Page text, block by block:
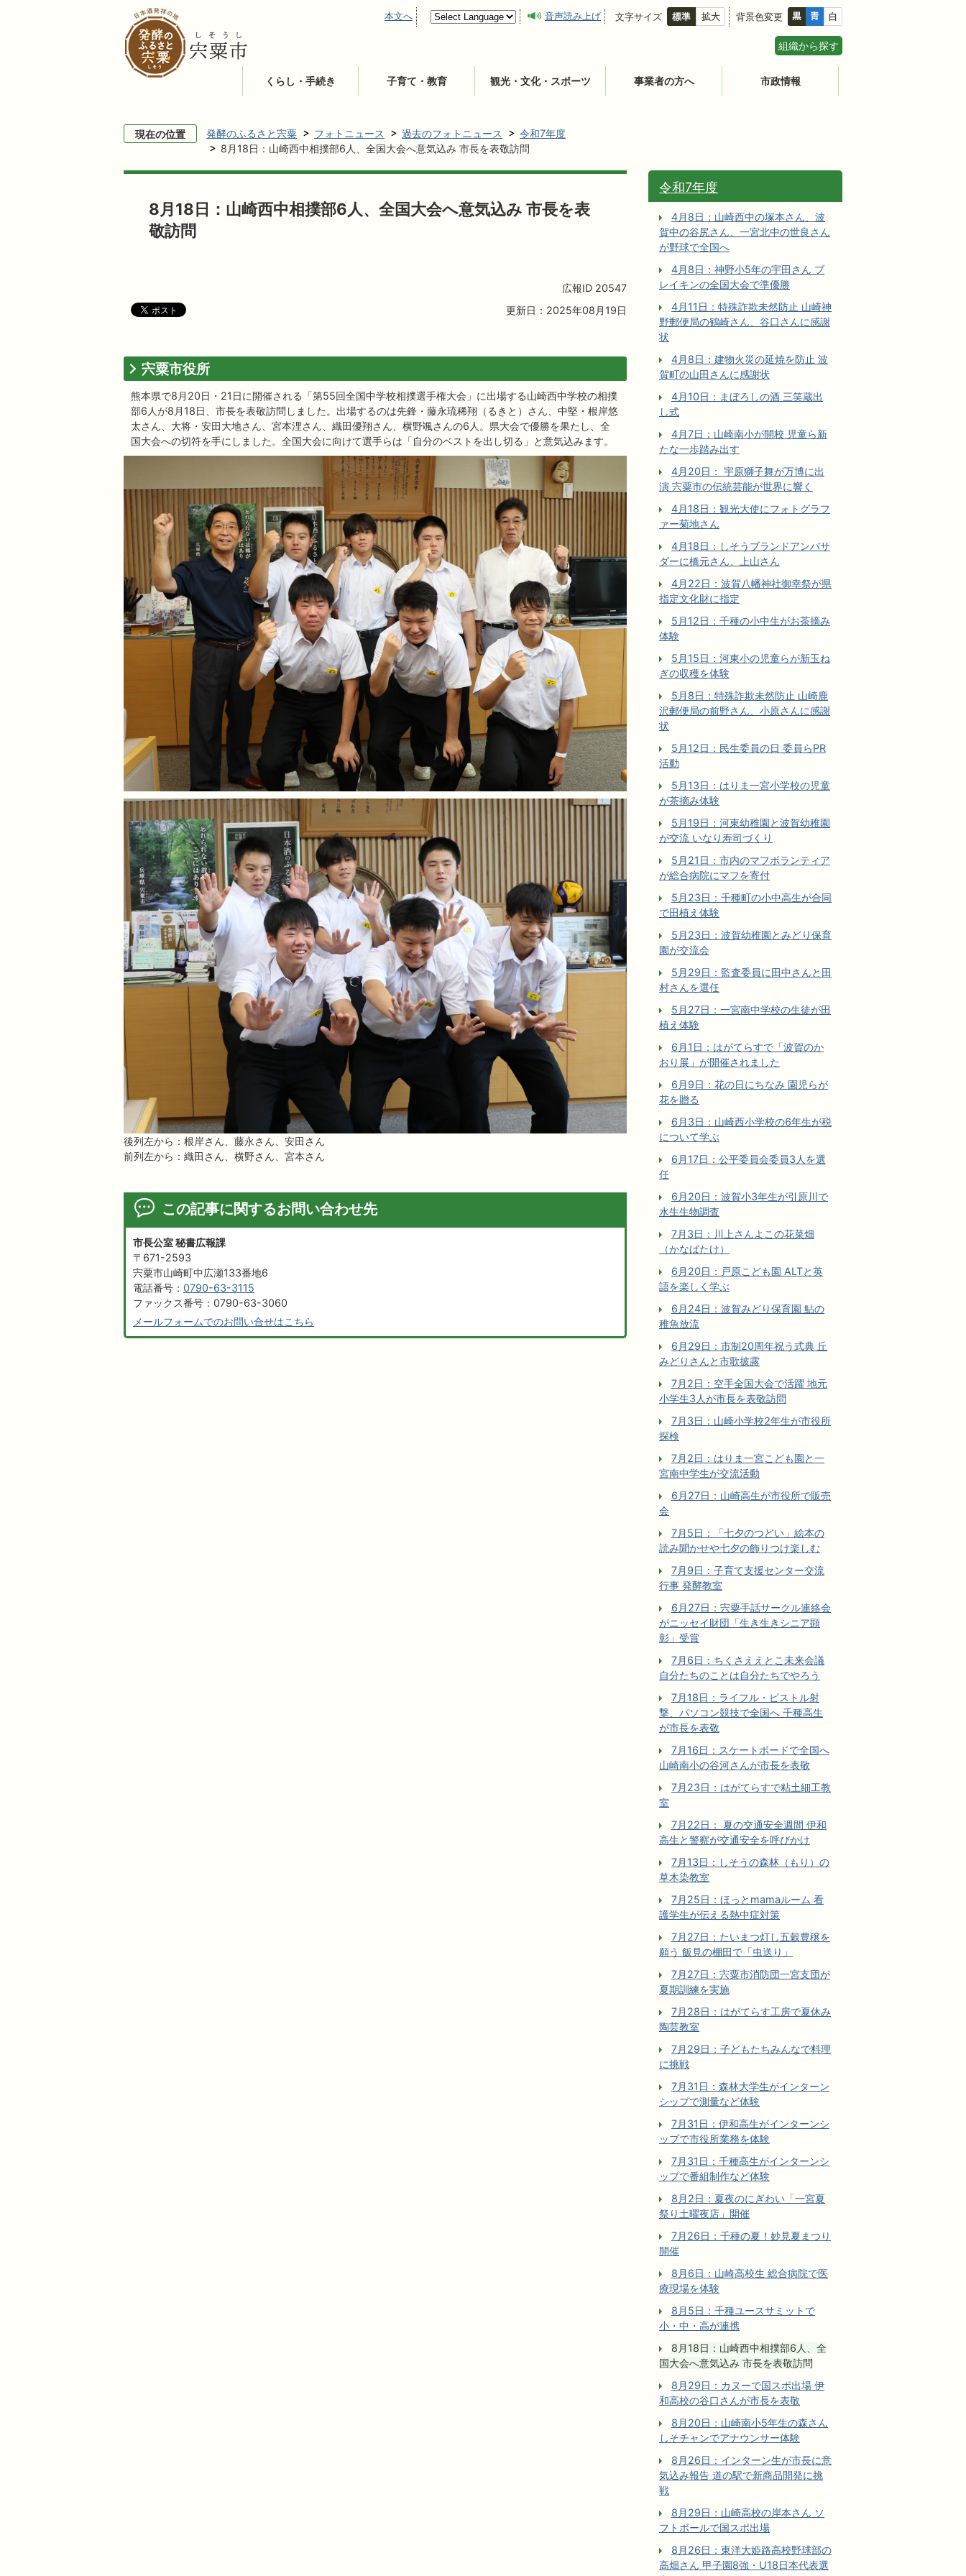
本文へ 音声読み上げ 文字サイズ 背景色変更
組織から探す
くらし・手続き 子育て・教育 観光・文化・スポーツ 事業者の方へ 市政情報
現在の位置 発酵のふるさと宍粟 フォトニュース 過去のフォトニュース
令和7年度
8月18日：山崎西中相撲部6人、全国大会へ意気込み 市長を表敬訪問
8月18日：山崎西中相撲部6人、全国大会へ意気込み 市長を表
敬訪問
広報ID 20547
更新日：2025年08月19日
宍粟市役所
熊本県で8月20日・21日に開催される「第55回全国中学校相撲選手権大会」に出場する山崎西中学校の相撲
部6人が8月18日、市長を表敬訪問しました。出場するのは先鋒・藤永琉稀翔（るきと）さん、中堅・根岸悠
太さん、大将・安田大地さん、宮本浬さん、織田優翔さん、横野颯さんの6人。県大会で優勝を果たし、全
国大会への切符を手にしました。全国大会に向けて選手らは「自分のベストを出し切る」と意気込みます。
後列左から：根岸さん、藤永さん、安田さん
前列左から：織田さん、横野さん、宮本さん
この記事に関するお問い合わせ先
市長公室 秘書広報課
〒671-2593
宍粟市山崎町中広瀬133番地6
電話番号： 0790-63-3115
ファックス番号：0790-63-3060
メールフォームでのお問い合せはこちら
令和7年度
4月8日：山崎西中の塚本さん、波
賀中の谷尻さん、一宮北中の世良さん
が野球で全国へ
4月8日：神野小5年の宇田さん ブ
レイキンの全国大会で準優勝
4月11日：特殊詐欺未然防止 山崎神
野郵便局の鶴崎さん、谷口さんに感謝
状
4月8日：建物火災の延焼を防止 波
賀町の山田さんに感謝状
4月10日：まぼろしの酒 三笑蔵出
し式
4月7日：山崎南小が開校 児童ら新
たな一歩踏み出す
4月20日： 宇原獅子舞が万博に出
演 宍粟市の伝統芸能が世界に響く
4月18日：観光大使にフォトグラフ
ァー菊地さん
4月18日：しそうブランドアンバサ
ダーに橋元さん、上山さん
4月22日：波賀八幡神社御幸祭が県
指定文化財に指定
5月12日：千種の小中生がお茶摘み
体験
5月15日：河東小の児童らが新玉ね
ぎの収穫を体験
5月8日：特殊詐欺未然防止 山崎鹿
沢郵便局の前野さん、小原さんに感謝
状
5月12日：民生委員の日 委員らPR
活動
5月13日：はりま一宮小学校の児童
が茶摘み体験
5月19日：河東幼稚園と波賀幼稚園
が交流 いなり寿司づくり
5月21日：市内のマフボランティア
が総合病院にマフを寄付
5月23日：千種町の小中高生が合同
で田植え体験
5月23日：波賀幼稚園とみどり保育
園が交流会
5月29日：監査委員に田中さんと田
村さんを選任
5月27日：一宮南中学校の生徒が田
植え体験
6月1日：はがてらすで「波賀のか
おり展」が開催されました
6月9日：花の日にちなみ 園児らが
花を贈る
6月3日：山崎西小学校の6年生が税
について学ぶ
6月17日：公平委員会委員3人を選
任
6月20日：波賀小3年生が引原川で
水生生物調査
7月3日：川上さんよこの花菜畑
（かなばたけ）
6月20日：戸原こども園 ALTと英
語を楽しく学ぶ
6月24日：波賀みどり保育園 鮎の
稚魚放流
6月29日：市制20周年祝う式典 丘
みどりさんと市歌披露
7月2日：空手全国大会で活躍 地元
小学生3人が市長を表敬訪問
7月3日：山崎小学校2年生が市役所
探検
7月2日：はりま一宮こども園と一
宮南中学生が交流活動
6月27日：山崎高生が市役所で販売
会
7月5日：「七夕のつどい」絵本の
読み聞かせや七夕の飾りつけ楽しむ
7月9日：子育て支援センター交流
行事 発酵教室
6月27日：宍粟手話サークル連絡会
がニッセイ財団「生き生きシニア顕
彰」受賞
7月6日：ちくさええとこ未来会議
自分たちのことは自分たちでやろう
7月18日：ライフル・ピストル射
撃、パソコン競技で全国へ 千種高生
が市長を表敬
7月16日：スケートボードで全国へ
山崎南小の谷河さんが市長を表敬
7月23日：はがてらすで粘土細工教
室
7月22日： 夏の交通安全週間 伊和
高生と警察が交通安全を呼びかけ
7月13日：しそうの森林（もり）の
草木染教室
7月25日：ほっとmamaルーム 看
護学生が伝える熱中症対策
7月27日：たいまつ灯し五穀豊穣を
願う 飯見の棚田で「虫送り」
7月27日：宍粟市消防団一宮支団が
夏期訓練を実施
7月28日：はがてらす工房で夏休み
陶芸教室
7月29日：子どもたちみんなで料理
に挑戦
7月31日：森林大学生がインターン
シップで測量など体験
7月31日：伊和高生がインターンシ
ップで市役所業務を体験
7月31日：千種高生がインターンシ
ップで番組制作など体験
8月2日：夏夜のにぎわい「一宮夏
祭り土曜夜店」開催
7月26日：千種の夏！妙見夏まつり
開催
8月6日：山崎高校生 総合病院で医
療現場を体験
8月5日：千種ユースサミットで
小・中・高が連携
8月18日：山崎西中相撲部6人、全
国大会へ意気込み 市長を表敬訪問
8月29日：カヌーで国スポ出場 伊
和高校の谷口さんが市長を表敬
8月20日：山崎南小5年生の森さん
しそチャンでアナウンサー体験
8月26日：インターン生が市長に意
気込み報告 道の駅で新商品開発に挑
戦
8月29日：山崎高校の岸本さん ソ
フトボールで国スポ出場
8月26日：東洋大姫路高校野球部の
高畑さん 甲子園8強・U18日本代表選